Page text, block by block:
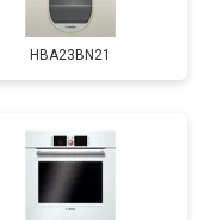
HBA23BN21